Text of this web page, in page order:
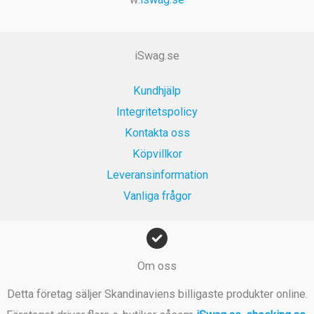
iSwag.se
Kundhjälp
Integritetspolicy
Kontakta oss
Köpvillkor
Leveransinformation
Vanliga frågor
Om oss
Detta företag säljer Skandinaviens billigaste produkter online.